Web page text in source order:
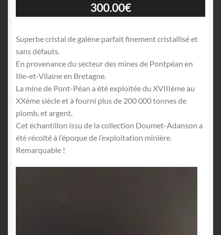
300.00€
Superbe cristal de galène parfait finement cristallisé et
sans défauts.
En provenance du secteur des mines de Pontpéan en
Ille-et-Vilaine en Bretagne.
La mine de Pont-Péan a été exploitée du XVIIIème au
XXème siècle et à fourni plus de 200 000 tonnes de
plomb, et argent.
Cet échantillon issu de la collection Doumet-Adanson a
été récolté à l’époque de l’exploitation minière.
Remarquable !